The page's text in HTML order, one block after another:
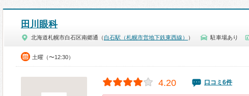
田川眼科
北海道札幌市白石区南郷通（白石駅（札幌市営地下鉄東西線） ） 駐車場あり
土曜（〜12:30）
4.20 口コミ6件